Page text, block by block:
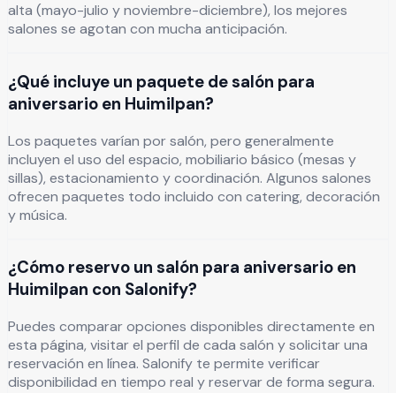
alta (mayo-julio y noviembre-diciembre), los mejores
salones se agotan con mucha anticipación.
¿Qué incluye un paquete de salón para
aniversario en Huimilpan?
Los paquetes varían por salón, pero generalmente
incluyen el uso del espacio, mobiliario básico (mesas y
sillas), estacionamiento y coordinación. Algunos salones
ofrecen paquetes todo incluido con catering, decoración
y música.
¿Cómo reservo un salón para aniversario en
Huimilpan con Salonify?
Puedes comparar opciones disponibles directamente en
esta página, visitar el perfil de cada salón y solicitar una
reservación en línea. Salonify te permite verificar
disponibilidad en tiempo real y reservar de forma segura.